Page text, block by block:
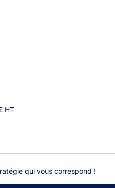
HT
qui vous correspond !